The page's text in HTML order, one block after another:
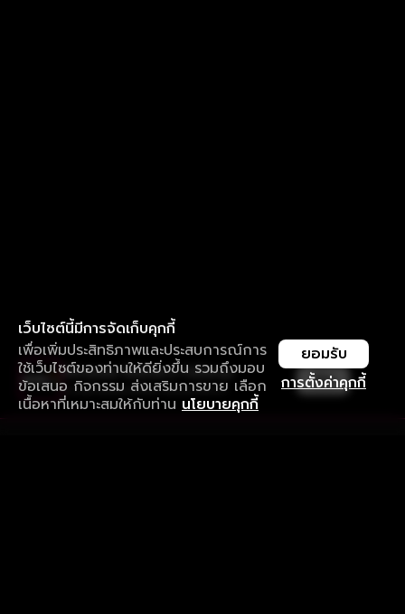
เว็บไซต์นี้มีการจัดเก็บคุกกี้
เพื่อเพิ่มประสิทธิภาพและประสบการณ์การ
ใช้เว็บไซต์ของท่านให้ดียิ่งขึ้น รวมถึงมอบ
ข้อเสนอ กิจกรรม ส่งเสริมการขาย เลือก
เนื้อหาที่เหมาะสมให้กับท่าน นโยบายคุกกี้
การตั้งค่าคุกกี้
ยอมรับ
ใช้งานแอป ลื่นไหลกว่า ไม่มีสะดุด
ดาวน์โหลดแอปเพื่อการรับชมที่ดีกว่า เปิด